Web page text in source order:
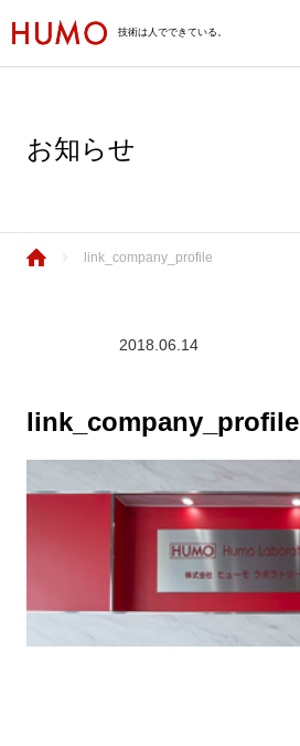
技術は人でできている。
お知らせ
link_company_profile
2018.06.14
link_company_profile